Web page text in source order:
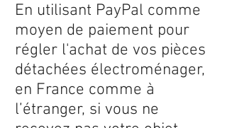
En utilisant PayPal comme
moyen de paiement pour
régler l'achat de vos pièces
détachées électroménager,
en France comme à
l’étranger, si vous ne